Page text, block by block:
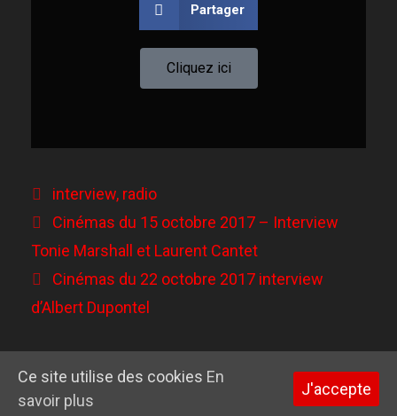
Partager
Cliquez ici
interview, radio
Cinémas du 15 octobre 2017 – Interview
Tonie Marshall et Laurent Cantet
Cinémas du 22 octobre 2017 interview
d’Albert Dupontel
© 2026 Garance Hayat GeneratePress
Ce site utilise des cookies En
savoir plus
J'accepte